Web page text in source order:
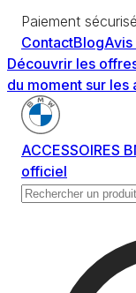
Paiement sécurisé
ContactBlog
Découvrir les
du moment sur les
ACCESSOIRES
officiel